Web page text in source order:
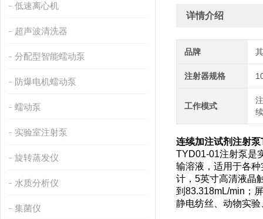
低速离心机
超声波清洗器
分配型智能蠕动泵
防爆电机蠕动泵
蠕动泵
实验室注射泵
旋转蒸发仪
水质分析仪
集菌仪
详情介绍
品牌
注射器规格
工作模式
连续加注试剂注射
TYD01-01注射泵是
输溶液，适用于各
计，5英寸高清液晶
到83.318mL/min；
静电纺丝、动物实